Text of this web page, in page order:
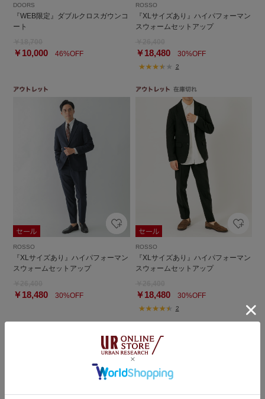
DOORS
『WEB限定』ダブルクロスガウンコ
ート
￥10,000 46%OFF
ROSSO
『XLサイズあり』ハイパフォーマン
スウォームセットアップ
￥18,48030%OFF
2
ROSSO
『XLサイズあり』ハイパフォーマン
スウォームセットアップ
￥18,480 30%OFF
ROSSO
『XLサイズあり』ハイパフォーマン
スウォームセットアップ
￥18,48030%OFF
2